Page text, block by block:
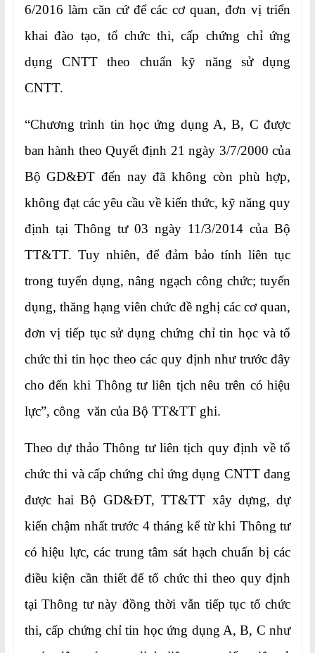
6/2016 làm căn cứ để các cơ quan, đơn vị triển
khai đào tạo, tổ chức thi, cấp chứng chỉ ứng
dụng CNTT theo chuẩn kỹ năng sử dụng
CNTT.
“Chương trình tin học ứng dụng A, B, C được
ban hành theo Quyết định 21 ngày 3/7/2000 của
Bộ GD&ĐT đến nay đã không còn phù hợp,
không đạt các yêu cầu về kiến thức, kỹ năng quy
định tại Thông tư 03 ngày 11/3/2014 của Bộ
TT&TT. Tuy nhiên, để đảm bảo tính liên tục
trong tuyển dụng, nâng ngạch công chức; tuyển
dụng, thăng hạng viên chức đề nghị các cơ quan,
đơn vị tiếp tục sử dụng chứng chỉ tin học và tổ
chức thi tin học theo các quy định như trước đây
cho đến khi Thông tư liên tịch nêu trên có hiệu
lực”, công văn của Bộ TT&TT ghi.
Theo dự thảo Thông tư liên tịch quy định về tổ
chức thi và cấp chứng chỉ ứng dụng CNTT đang
được hai Bộ GD&ĐT, TT&TT xây dựng, dự
kiến chậm nhất trước 4 tháng kể từ khi Thông tư
có hiệu lực, các trung tâm sát hạch chuẩn bị các
điều kiện cần thiết để tổ chức thi theo quy định
tại Thông tư này đồng thời vẫn tiếp tục tổ chức
thi, cấp chứng chỉ tin học ứng dụng A, B, C như